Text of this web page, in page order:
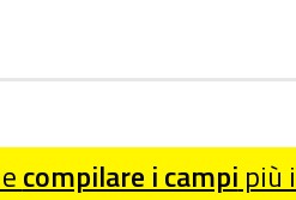
ecompilare i campi più